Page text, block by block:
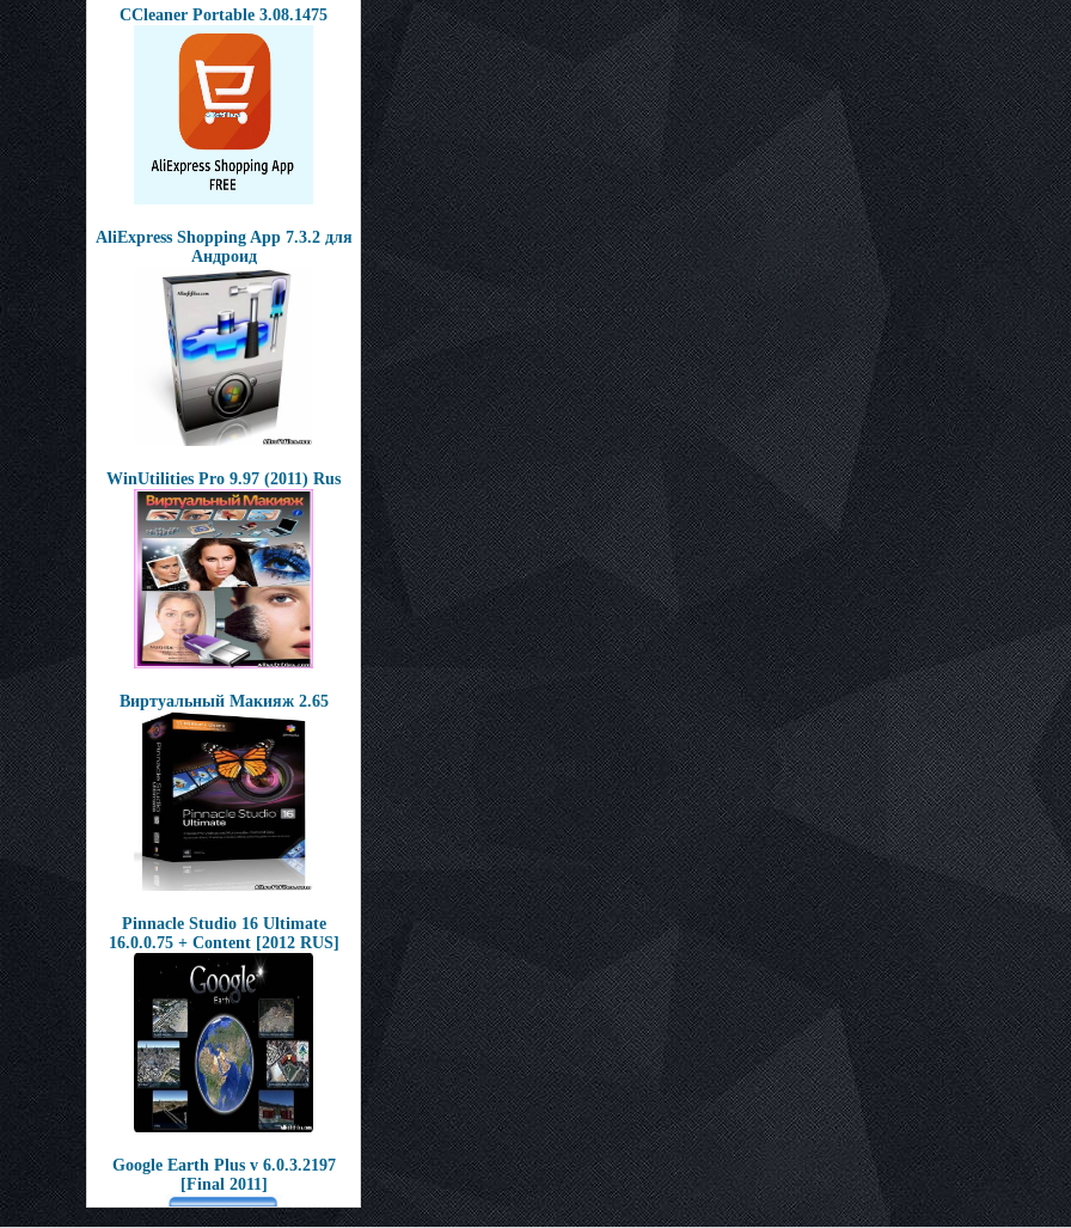
CCleaner Portable 3.08.1475
AliExpress Shopping App 7.3.2 для
Андроид
WinUtilities Pro 9.97 (2011) Rus
Виртуальный Макияж 2.65
Pinnacle Studio 16 Ultimate
16.0.0.75 + Content [2012 RUS]
Google Earth Plus v 6.0.3.2197
[Final 2011]